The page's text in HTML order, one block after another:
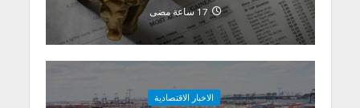
17 ساعة مضى
الاخبار الاقتصادية